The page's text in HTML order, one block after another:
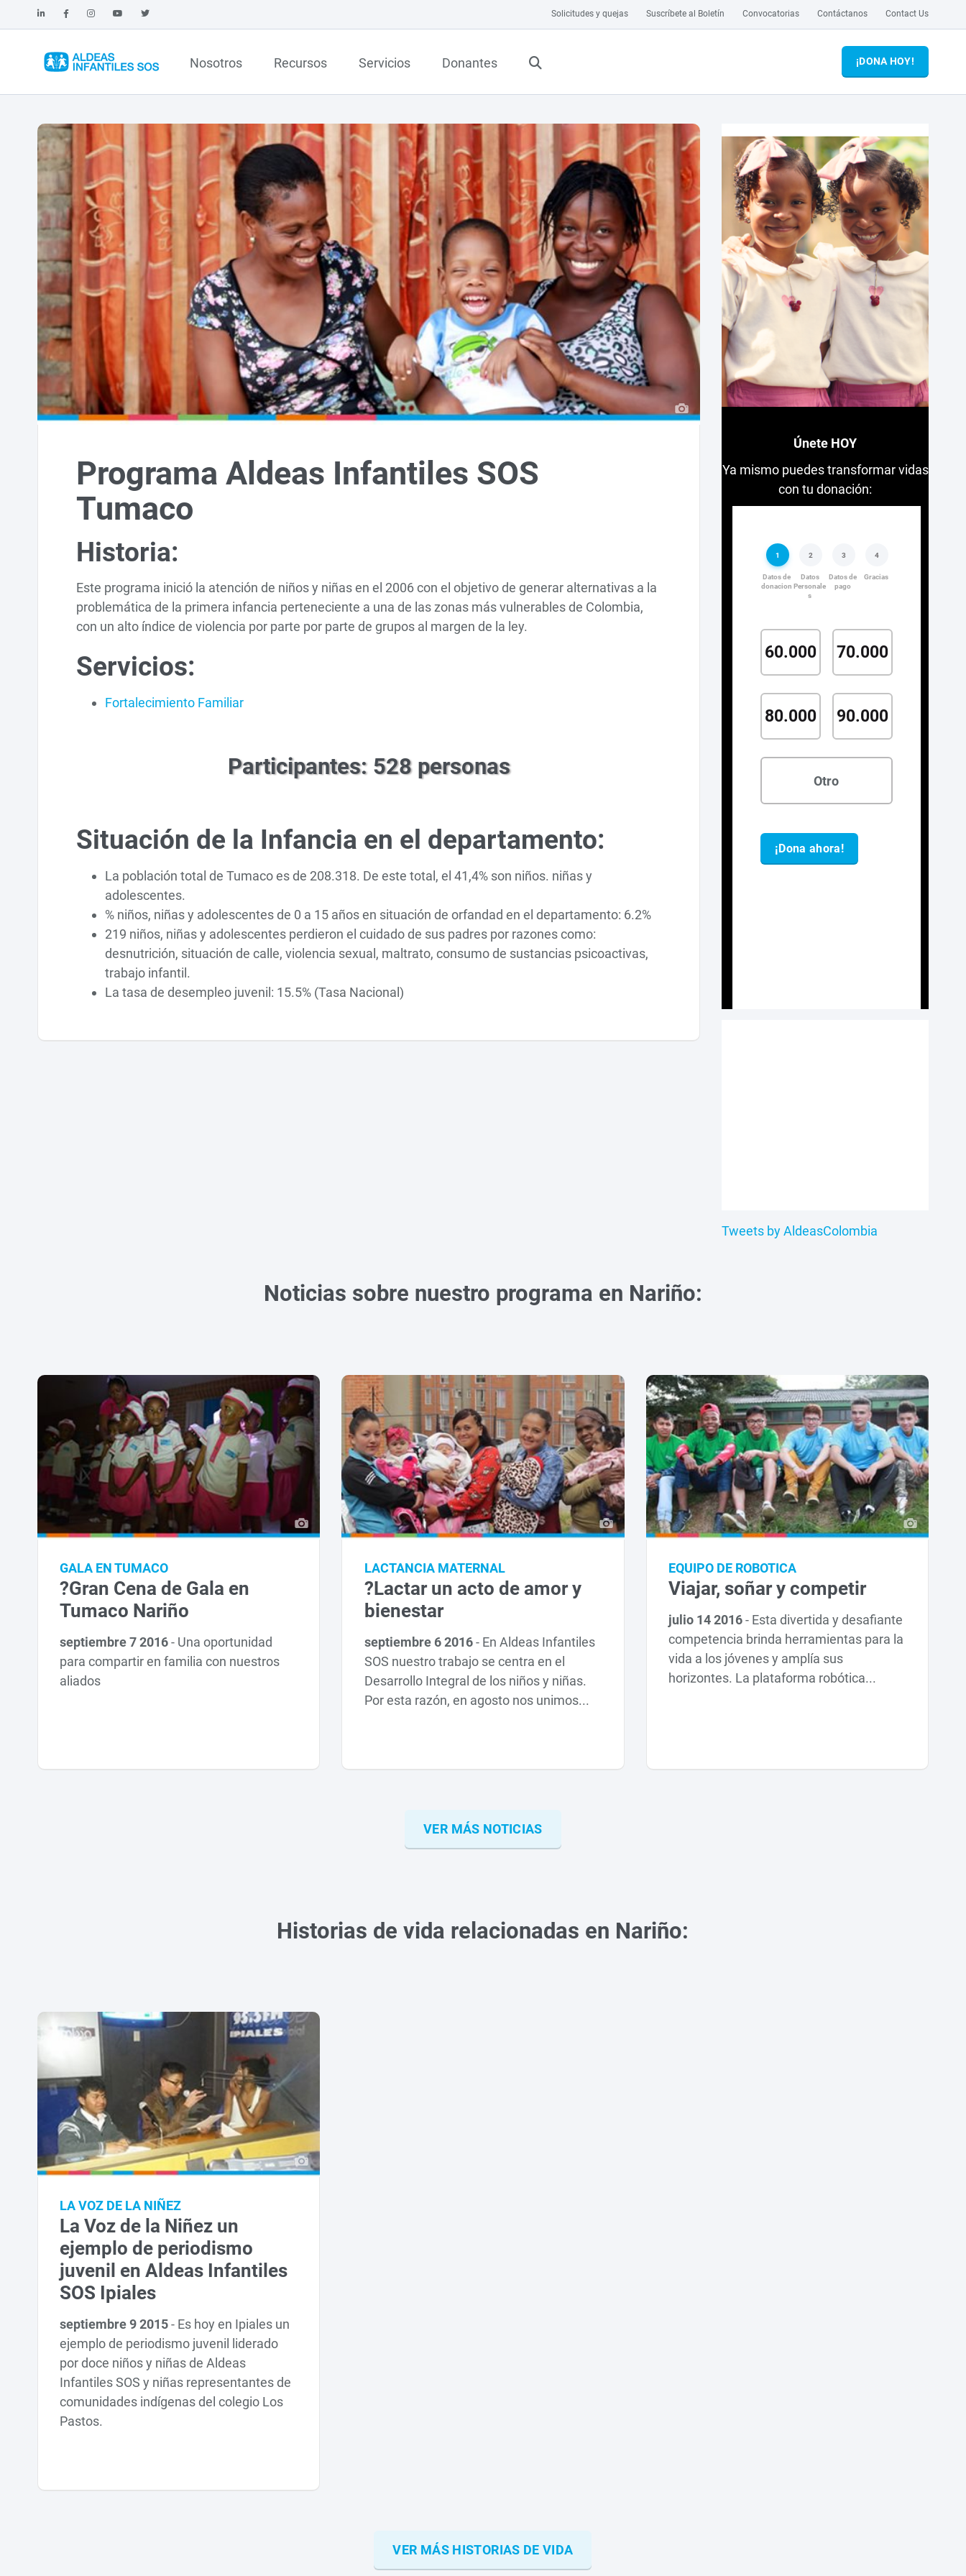
Solicitudes y quejas Suscríbete al Boletín Convocatorias Contáctanos Contact Us
Nosotros Recursos Servicios Donantes ¡DONA HOY!
Programa Aldeas Infantiles SOS
Tumaco
Historia:
Este programa inició la atención de niños y niñas en el 2006 con el objetivo de generar alternativas a la
problemática de la primera infancia perteneciente a una de las zonas más vulnerables de Colombia,
con un alto índice de violencia por parte por parte de grupos al margen de la ley.
Servicios:
Fortalecimiento Familiar
Participantes: 528 personas
Situación de la Infancia en el departamento:
La población total de Tumaco es de 208.318. De este total, el 41,4% son niños. niñas y
adolescentes.
% niños, niñas y adolescentes de 0 a 15 años en situación de orfandad en el departamento: 6.2%
219 niños, niñas y adolescentes perdieron el cuidado de sus padres por razones como:
desnutrición, situación de calle, violencia sexual, maltrato, consumo de sustancias psicoactivas,
trabajo infantil.
La tasa de desempleo juvenil: 15.5% (Tasa Nacional)
Únete HOY
Ya mismo puedes transformar vidas
con tu donación:
Tweets by AldeasColombia
Noticias sobre nuestro programa en Nariño:
GALA EN TUMACO
?Gran Cena de Gala en
Tumaco Nariño
septiembre 7 2016- Una oportunidad
para compartir en familia con nuestros
aliados
LACTANCIA MATERNAL
?Lactar un acto de amor y
bienestar
septiembre 6 2016- En Aldeas Infantiles
SOS nuestro trabajo se centra en el
Desarrollo Integral de los niños y niñas.
Por esta razón, en agosto nos unimos...
EQUIPO DE ROBOTICA
Viajar, soñar y competir
julio 14 2016- Esta divertida y desafiante
competencia brinda herramientas para la
vida a los jóvenes y amplía sus
horizontes. La plataforma robótica...
VER MÁS NOTICIAS
Historias de vida relacionadas en Nariño:
LA VOZ DE LA NIÑEZ
La Voz de la Niñez un
ejemplo de periodismo
juvenil en Aldeas Infantiles
SOS Ipiales
septiembre 9 2015- Es hoy en Ipiales un
ejemplo de periodismo juvenil liderado
por doce niños y niñas de Aldeas
Infantiles SOS y niñas representantes de
comunidades indígenas del colegio Los
Pastos.
VER MÁS HISTORIAS DE VIDA